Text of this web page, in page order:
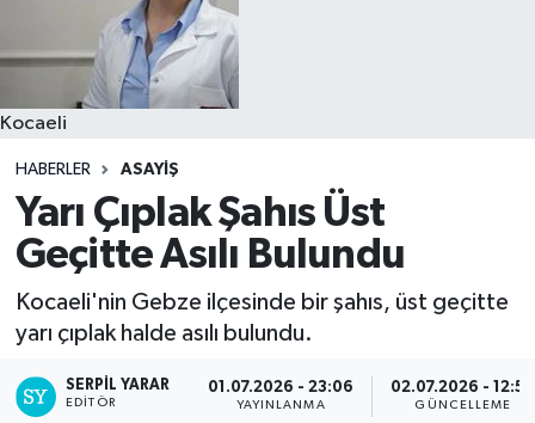
Kocaeli
HABERLER ASAYIŞ
Yarı Çıplak Şahıs Üst
Geçitte Asılı Bulundu
Kocaeli'nin Gebze ilçesinde bir şahıs, üst geçitte
yarı çıplak halde asılı bulundu.
SERPİL YARAR
EDITÖR
01.07.2026 - 23:06
YAYINLANMA
02.07.2026 - 12:56
GÜNCELLEME